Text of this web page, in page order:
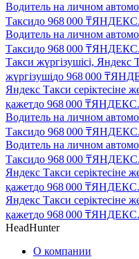
Водитель на личном
Таксидо 968 000 ₸
Водитель на личном
Таксидо 968 000 ₸
Такси жүргізушісі, Яндекс
жүргізушідо 968 000 ₸
Яндекс Такси серіктесіне
қажетдо 968 000 ₸
Водитель на личном
Таксидо 968 000 ₸
Водитель на личном
Таксидо 968 000 ₸
Яндекс Такси серіктесіне
қажетдо 968 000 ₸
Яндекс Такси серіктесіне
қажетдо 968 000 ₸
HeadHunter
О компании